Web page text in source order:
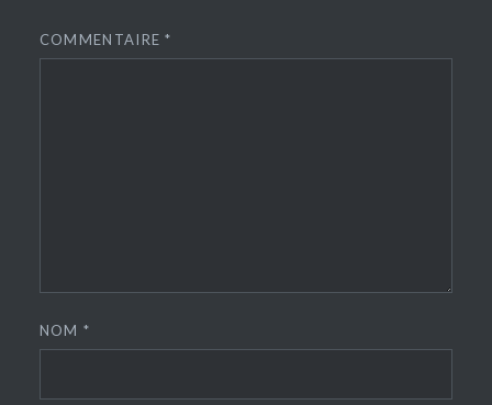
COMMENTAIRE*
NOM*